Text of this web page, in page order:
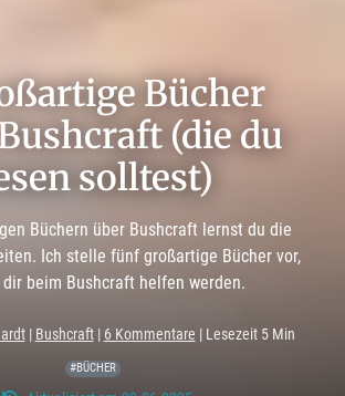
Bücher
(die du
solltest)
Büchern über Bushcraft lernst du die
Ich stelle fünf großartige Bücher vor,
beim Bushcraft helfen werden.
| Bushcraft| 6 Kommentare | Lesezeit 5 Min
#BÜCHER